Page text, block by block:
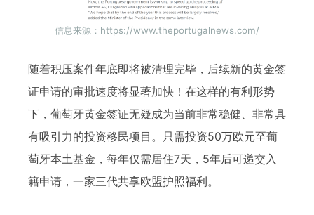
信息来源：https://www.theportugalnews.com/
随着积压案件年底即将被清理完毕，后续新的黄金签
证申请的审批速度将显著加快！在这样的有利形势
下，葡萄牙黄金签证无疑成为当前非常稳健、非常具
有吸引力的投资移民项目。只需投资50万欧元至葡
萄牙本土基金，每年仅需居住7天，5年后可递交入
籍申请，一家三代共享欧盟护照福利。